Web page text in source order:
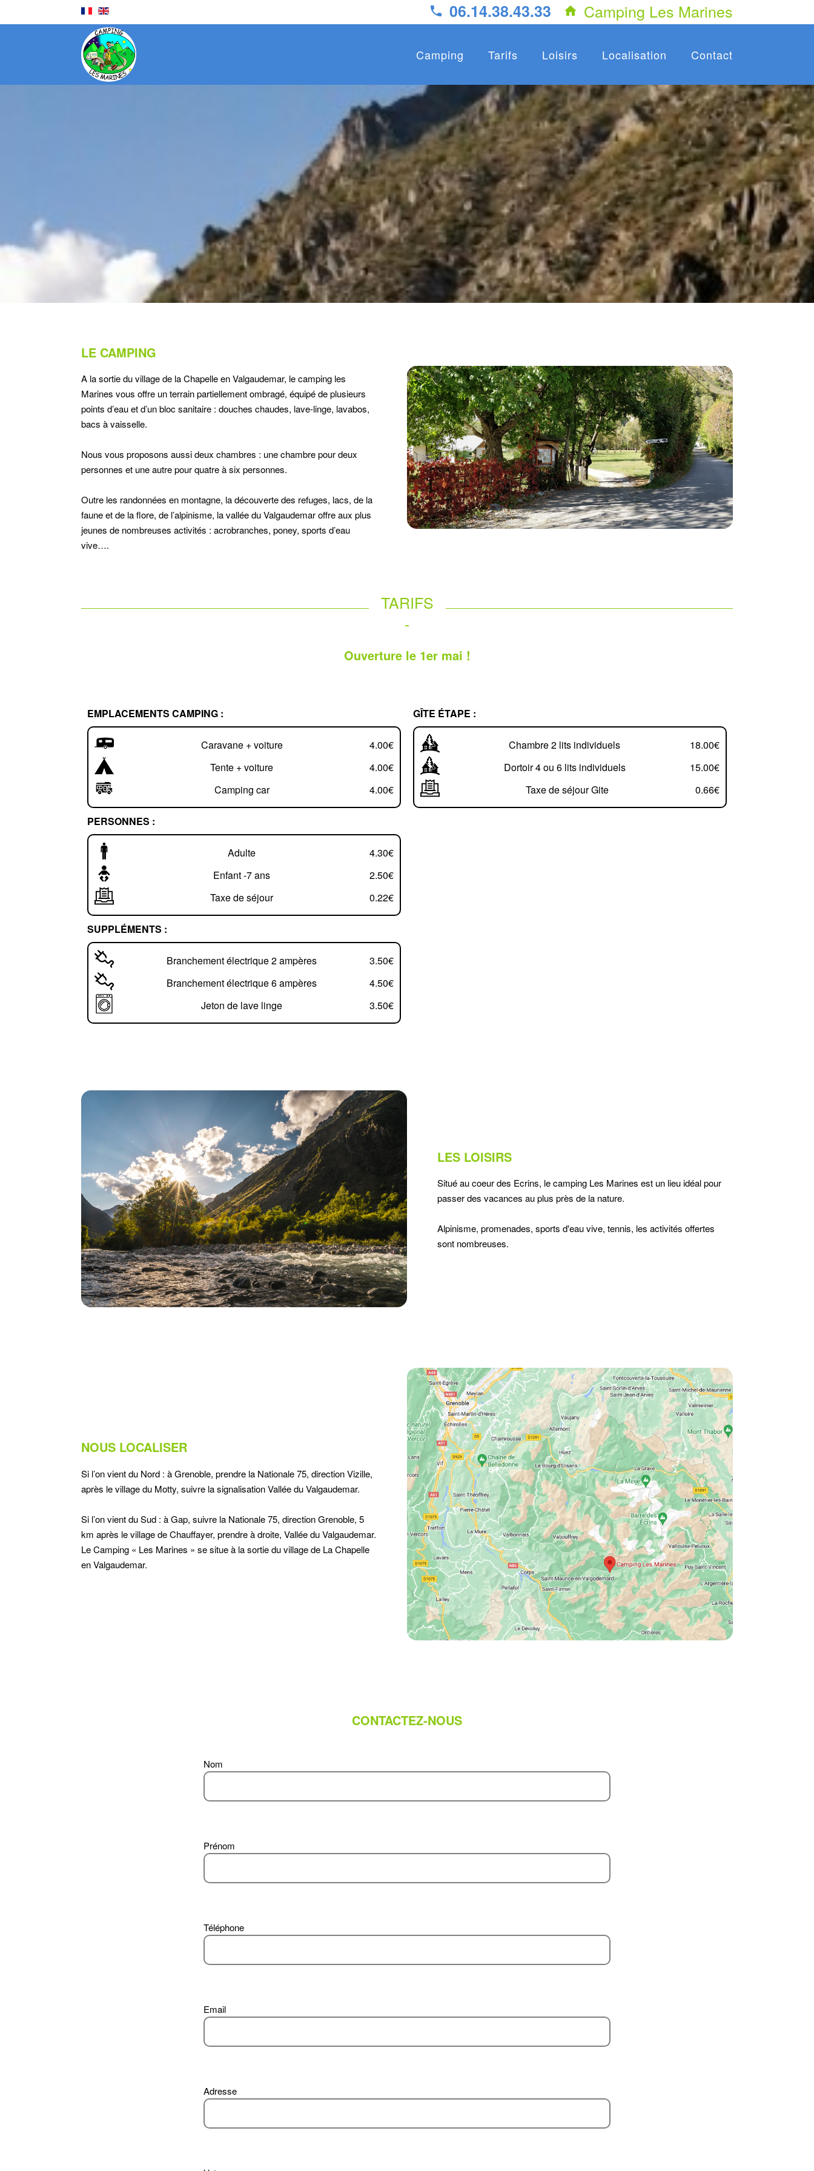
 06.14.38.43.33  Camping Les Marines
Camping Tarifs Loisirs Localisation Contact
LE CAMPING
A la sortie du village de la Chapelle en Valgaudemar, le camping les
Marines vous offre un terrain partiellement ombragé, équipé de plusieurs
points d’eau et d’un bloc sanitaire : douches chaudes, lave-linge, lavabos,
bacs à vaisselle.
Nous vous proposons aussi deux chambres : une chambre pour deux
personnes et une autre pour quatre à six personnes.
Outre les randonnées en montagne, la découverte des refuges, lacs, de la
faune et de la flore, de l’alpinisme, la vallée du Valgaudemar offre aux plus
jeunes de nombreuses activités : acrobranches, poney, sports d’eau
vive….
TARIFS
-
Ouverture le 1er mai !
EMPLACEMENTS CAMPING :
Caravane + voiture
4.00€
Tente + voiture
4.00€
Camping car
4.00€
PERSONNES :
Adulte
4.30€
Enfant -7 ans
2.50€
Taxe de séjour
0.22€
SUPPLÉMENTS :
Branchement électrique 2 ampères
3.50€
Branchement électrique 6 ampères
4.50€
Jeton de lave linge
3.50€
GÎTE ÉTAPE :
Chambre 2 lits individuels
18.00€
Dortoir 4 ou 6 lits individuels
15.00€
Taxe de séjour Gite
0.66€
LES LOISIRS
Situé au coeur des Ecrins, le camping Les Marines est un lieu idéal pour
passer des vacances au plus près de la nature.
Alpinisme, promenades, sports d'eau vive, tennis, les activités offertes
sont nombreuses.
NOUS LOCALISER
Si l’on vient du Nord : à Grenoble, prendre la Nationale 75, direction Vizille,
après le village du Motty, suivre la signalisation Vallée du Valgaudemar.
Si l’on vient du Sud : à Gap, suivre la Nationale 75, direction Grenoble, 5
km après le village de Chauffayer, prendre à droite, Vallée du Valgaudemar.
Le Camping « Les Marines » se situe à la sortie du village de La Chapelle
en Valgaudemar.
CONTACTEZ-NOUS
Nom
Prénom
Téléphone
Email
Adresse